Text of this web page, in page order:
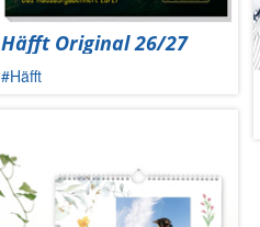
Häfft Original 26/27
#Häfft